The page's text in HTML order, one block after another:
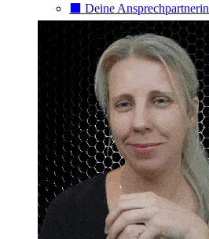
⬛️ Deine Ansprechpartnerin